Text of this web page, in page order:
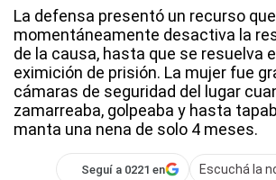
La defensa presentó un recurso que
momentáneamente desactiva la
de la causa, hasta que se resuelva
eximición de prisión. La mujer fue
cámaras de seguridad del lugar
zamarreaba, golpeaba y hasta
manta una nena de solo 4 meses.
Seguí a 0221 en
Escuchá la